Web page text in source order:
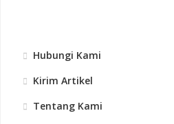
Hubungi Kami
Kirim Artikel
Tentang Kami